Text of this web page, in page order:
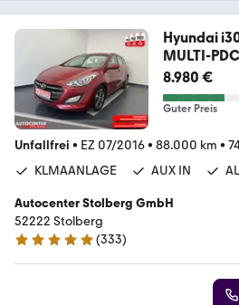
Hyundai
MULTI-
8.980 €
Guter Preis
Unfallfrei • EZ 07/2016• 88.000 km •
KLMAANLAGE
AUX IN
Autocenter Stolberg GmbH
52222 Stolberg
4.9 Sterne
(333)